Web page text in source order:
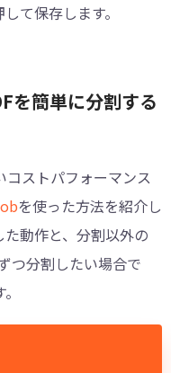
て保存します。
簡単に分割する
コストパフォーマンス
を使った方法を紹介し
動作と、分割以外の
つ分割したい場合で